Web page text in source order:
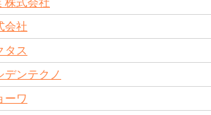
会社
タス
デンテクノ
ーワ